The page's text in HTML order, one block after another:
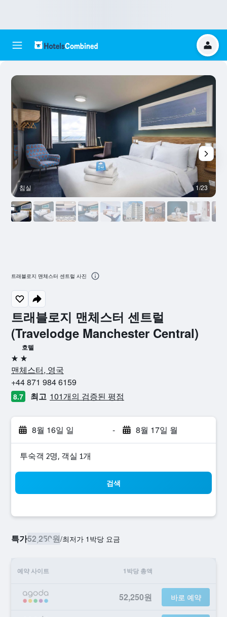
트래블로지 맨체스터 센트럴
(Travelodge Manchester Central)
호텔
2성급
맨체스터, 영국
+44 871 984 6159
8.7 최고 101개의 검증된 평점
8월 16일 일 - 8월 17일 월
​투숙객 2​명, ​객실 1개
검색
특가52,250원/​최저가 1박당 요금
예약 사이트 1박당 총액
52,250원 바로 예약
침실 1/23
트래블로지 맨체스터 센트럴 사진